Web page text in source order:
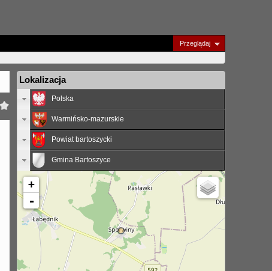
Przeglądaj
Lokalizacja
Polska
Warmińsko-mazurskie
Powiat bartoszycki
Gmina Bartoszyce
+
-